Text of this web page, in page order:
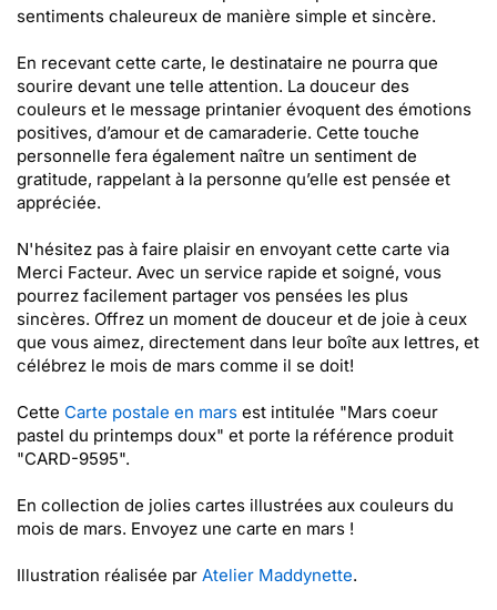
sentiments chaleureux de manière simple et sincère.
En recevant cette carte, le destinataire ne pourra que
sourire devant une telle attention. La douceur des
couleurs et le message printanier évoquent des émotions
positives, d’amour et de camaraderie. Cette touche
personnelle fera également naître un sentiment de
gratitude, rappelant à la personne qu’elle est pensée et
appréciée.
N'hésitez pas à faire plaisir en envoyant cette carte via
Merci Facteur. Avec un service rapide et soigné, vous
pourrez facilement partager vos pensées les plus
sincères. Offrez un moment de douceur et de joie à ceux
que vous aimez, directement dans leur boîte aux lettres, et
célébrez le mois de mars comme il se doit!
Cette Carte postale en mars est intitulée "Mars coeur
pastel du printemps doux" et porte la référence produit
"CARD-9595".
En collection de jolies cartes illustrées aux couleurs du
mois de mars. Envoyez une carte en mars !
Illustration réalisée par Atelier Maddynette.